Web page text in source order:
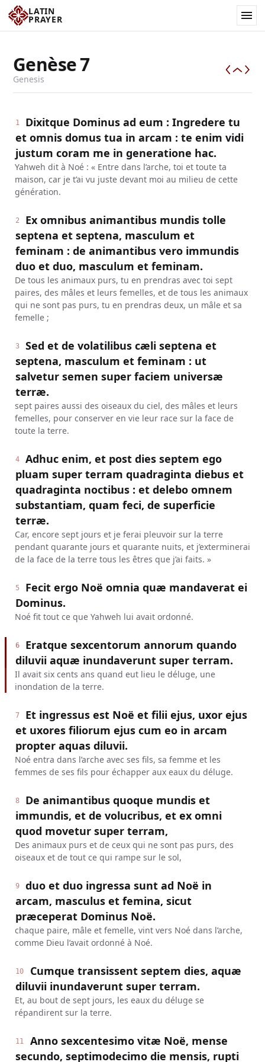
LATIN
PRAYER
Genèse7
Genesis
1
Dixitque Dominus ad eum : Ingredere tu
et omnis domus tua in arcam : te enim vidi
justum coram me in generatione hac.
Yahweh dit à Noé : « Entre dans l’arche, toi et toute ta
maison, car je t’ai vu juste devant moi au milieu de cette
génération.
2
Ex omnibus animantibus mundis tolle
septena et septena, masculum et
feminam : de animantibus vero immundis
duo et duo, masculum et feminam.
De tous les animaux purs, tu en prendras avec toi sept
paires, des mâles et leurs femelles, et de tous les animaux
qui ne sont pas purs, tu en prendras deux, un mâle et sa
femelle ;
3
Sed et de volatilibus cæli septena et
septena, masculum et feminam : ut
salvetur semen super faciem universæ
terræ.
sept paires aussi des oiseaux du ciel, des mâles et leurs
femelles, pour conserver en vie leur race sur la face de
toute la terre.
4
Adhuc enim, et post dies septem ego
pluam super terram quadraginta diebus et
quadraginta noctibus : et delebo omnem
substantiam, quam feci, de superficie
terræ.
Car, encore sept jours et je ferai pleuvoir sur la terre
pendant quarante jours et quarante nuits, et j’exterminerai
de la face de la terre tous les êtres que j’ai faits. »
5
Fecit ergo Noë omnia quæ mandaverat ei
Dominus.
Noé fit tout ce que Yahweh lui avait ordonné.
6
Eratque sexcentorum annorum quando
diluvii aquæ inundaverunt super terram.
Il avait six cents ans quand eut lieu le déluge, une
inondation de la terre.
7
Et ingressus est Noë et filii ejus, uxor ejus
et uxores filiorum ejus cum eo in arcam
propter aquas diluvii.
Noé entra dans l’arche avec ses fils, sa femme et les
femmes de ses fils pour échapper aux eaux du déluge.
8
De animantibus quoque mundis et
immundis, et de volucribus, et ex omni
quod movetur super terram,
Des animaux purs et de ceux qui ne sont pas purs, des
oiseaux et de tout ce qui rampe sur le sol,
9
duo et duo ingressa sunt ad Noë in
arcam, masculus et femina, sicut
præceperat Dominus Noë.
chaque paire, mâle et femelle, vint vers Noé dans l’arche,
comme Dieu l’avait ordonné à Noé.
10
Cumque transissent septem dies, aquæ
diluvii inundaverunt super terram.
Et, au bout de sept jours, les eaux du déluge se
répandirent sur la terre.
11
Anno sexcentesimo vitæ Noë, mense
secundo, septimodecimo die mensis, rupti